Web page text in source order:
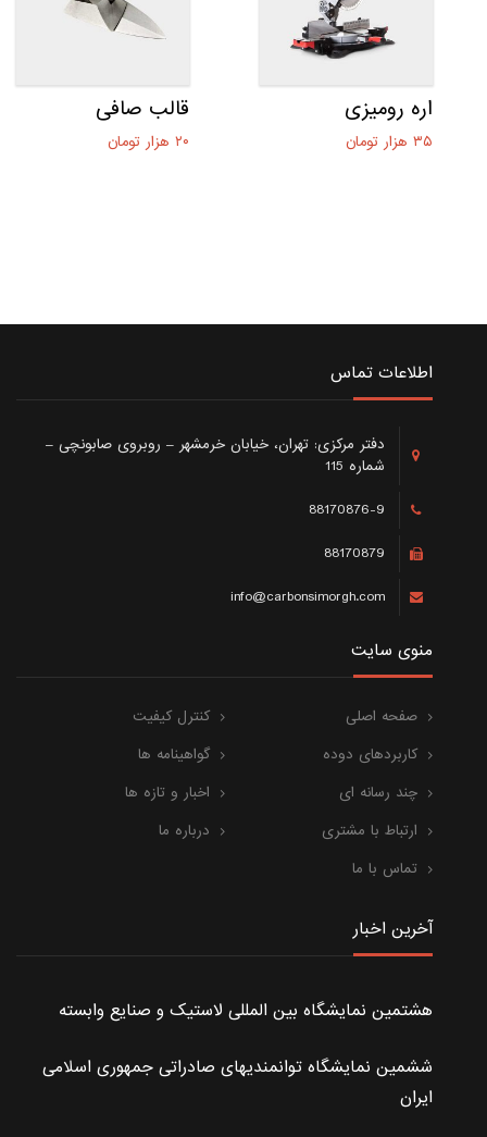
اره رومیزی
۳۵ هزار تومان
قالب صافی
۲۰ هزار تومان
اطلاعات تماس
دفتر مرکزی: تهران، خیابان خرمشهر – روبروی صابونچی –
شماره 115
88170876-9
88170879
info@carbonsimorgh.com
منوی سایت
صفحه اصلی
کنترل کیفیت
کاربردهای دوده
گواهینامه ها
چند رسانه ای
اخبار و تازه ها
ارتباط با مشتری
درباره ما
تماس با ما
آخرین اخبار
هشتمین نمایشگاه بین المللی لاستیک و صنایع وابسته
ششمین نمایشگاه توانمندیهای صادراتی جمهوری اسلامی
ایران